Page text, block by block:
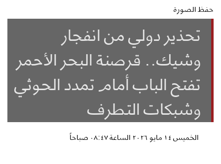
حفظ الصورة
تحذير دولي من انفجار
وشيك.. قرصنة البحر الأحمر
تفتح الباب أمام تمدد الحوثي
وشبكات التطرف
الخميس ١٤ مايو ٢٠٢٦ الساعة ٠٨:٤٧ صباحاً